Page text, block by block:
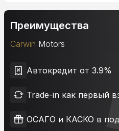
Преимущества
Carwin Motors
Автокредит от 3.9%
Trade-in как первый
ОСАГО и КАСКО в